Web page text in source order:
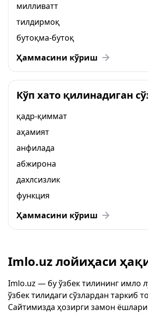
милливатт
тилдирмоқ
бутоқма-бутоқ
Ҳаммасини кўриш
Кўп хато қилинадиган
қадр-қиммат
аҳамият
анфилада
абжирона
дахлсизлик
функция
Ҳаммасини кўриш
Imlo.uz лойиҳаси
Imlo.uz — бу ўзбек тилининг имло
ўзбек тилидаги сўзлардан таркиб
Сайтимизда ҳозирги замон ёшлари